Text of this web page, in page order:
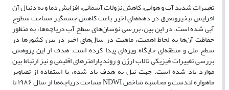
تغییرات شدید آب و هوایی، کاهش نزولات آسمانی، افزایش دما و به دنبال آن
افزایش تبخیروتعرق در دهه­‌های اخیر باعث کاهش چشمگیر مساحت سطوح
آبی شده است. در این بین، بررسی نوسان­‌های سطح آب دریاچه­‌ها، به منظور
حفاظت آن‌ها به لحاظ اهمیت، ماهیت در سال­‌های اخیر در بین کشورها در
سطح ملی و منطقه­‌ای جایگاه ویژه‌­ای پیدا کرده است. هدف از این پژوهش
بررسی تغییرات فیزیکی تالاب ارژن و روند پارامترهای اقلیمی و نیز ارتباط بین
موارد یاد شده است. جهت نیل به هدف یاد شده، با استفاده از تصاویر
ماهواره لندست و محاسبه شاخص NDWI مساحت دریاچه‌­ها از سال ۱۹۸۶ تا